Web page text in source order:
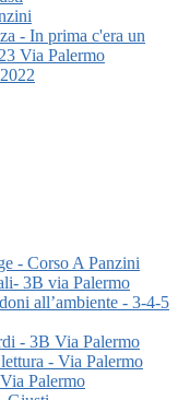
- In prima c'era un
Via Palermo
- Corso A Panzini
3B via Palermo
all’ambiente - 3-4-5
- 3B Via Palermo
- Via Palermo
Palermo